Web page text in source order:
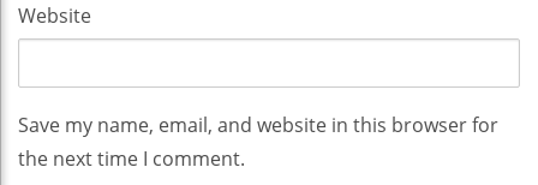
Website
Save my name, email, and website in this browser for
the next time I comment.